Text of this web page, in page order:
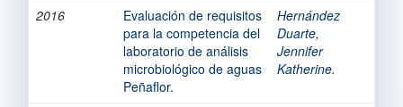
2016
Evaluación de requisitos
para la competencia del
laboratorio de análisis
microbiológico de aguas
Peñaflor.
Hernández
Duarte,
Jennifer
Katherine.